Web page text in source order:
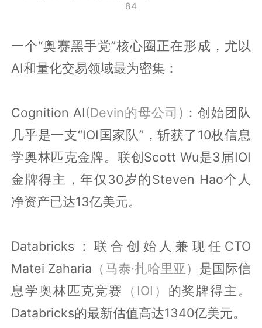
84
一个“奥赛黑手党”核心圈正在形成，尤以
AI和量化交易领域最为密集：
Cognition AI(Devin的母公司) ：创始团队
几乎是一支“IOI国家队”，斩获了10枚信息
学奥林匹克金牌。联创Scott Wu是3届IOI
金牌得主，年仅30岁的Steven Hao个人
净资产已达13亿美元。
Databricks：联合创始人兼现任CTO
Matei Zaharia （马泰·扎哈里亚） 是国际信
息学奥林匹克竞赛
（IOI） 的奖牌得主。
Databricks的最新估值高达1340亿美元。